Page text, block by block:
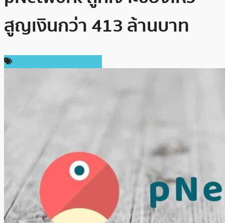
สูญเงินกว่า 413 ล้านบาท